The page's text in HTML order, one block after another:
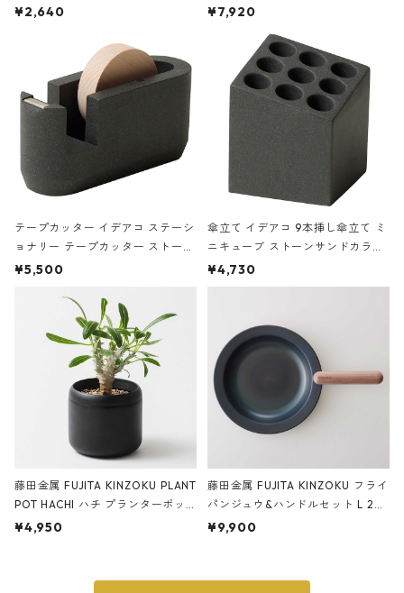
ハードカバー 罫線 ヴァン・ゴッホ
¥2,640
urniture WALL Table B5 ネイビー
¥7,920
テープカッター イデアコ ステーシ
ョナリー テープカッター ストーン
サンドカラー 石調 ideaco Station
¥5,500
傘立て イデアコ 9本挿し傘立て ミ
ニキューブ ストーンサンドカラー
石調 ideaco Umbrella Stand CUB
E ストーンサンドブラック
¥4,730
藤田金属 FUJITA KINZOKU PLANT
POT HACHI ハチ プランターポッ
ト 3号 ブラック
¥4,950
藤田金属 FUJITA KINZOKU フライ
パンジュウ&ハンドルセット L 24c
m ガス火・IH対応 鉄フライパン
¥9,900